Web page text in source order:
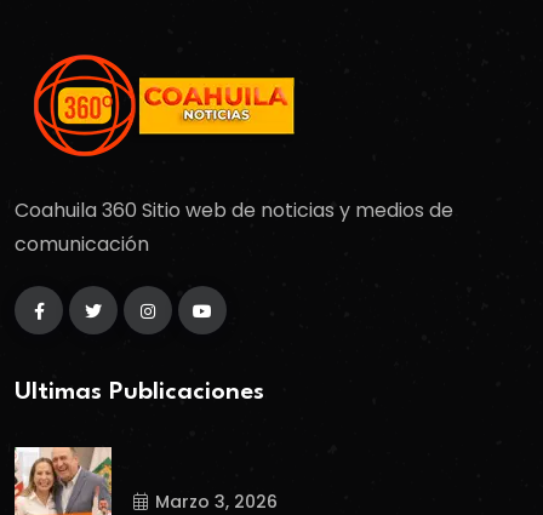
Coahuila 360 Sitio web de noticias y medios de
comunicación
Ultimas Publicaciones
Marzo 3, 2026